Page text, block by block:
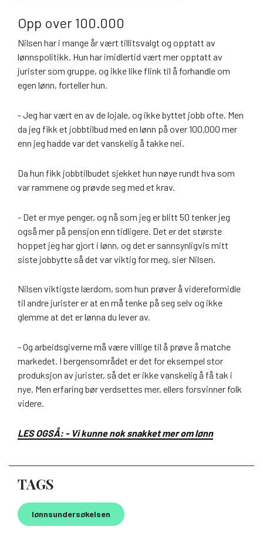
Opp over 100.000
Nilsen har i mange år vært tillitsvalgt og opptatt av
lønnspolitikk. Hun har imidlertid vært mer opptatt av
jurister som gruppe, og ikke like flink til å forhandle om
egen lønn, forteller hun.
- Jeg har vært en av de lojale, og ikke byttet jobb ofte. Men
da jeg fikk et jobbtilbud med en lønn på over 100.000 mer
enn jeg hadde var det vanskelig å takke nei.
Da hun fikk jobbtilbudet sjekket hun nøye rundt hva som
var rammene og prøvde seg med et krav.
- Det er mye penger, og nå som jeg er blitt 50 tenker jeg
også mer på pensjon enn tidligere. Det er det største
hoppet jeg har gjort i lønn, og det er sannsynligvis mitt
siste jobbytte så det var viktig for meg, sier Nilsen.
Nilsen viktigste lærdom, som hun prøver å videreformidle
til andre jurister er at en må tenke på seg selv og ikke
glemme at det er lønna du lever av.
- Og arbeidsgiverne må være villige til å prøve å matche
markedet. I bergensområdet er det for eksempel stor
produksjon av jurister, så det er ikke vanskelig å få tak i
nye. Men erfaring bør verdsettes mer, ellers forsvinner folk
videre.
LES OGSÅ: - Vi kunne nok snakket mer om lønn
TAGS
lønnsundersøkelsen